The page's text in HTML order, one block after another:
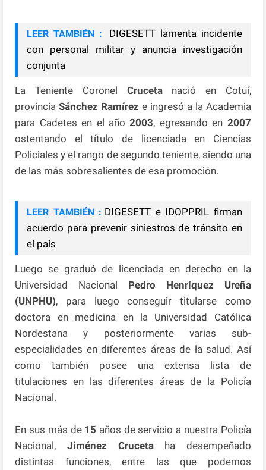
LEER TAMBIÉN :
DIGESETT lamenta incidente
con personal militar y anuncia investigación
conjunta
La Teniente Coronel Crucetanació en Cotuí,
provincia Sánchez Ramíreze ingresó a la Academia
para Cadetes en el año 2003, egresando en 2007
ostentando el título de licenciada en Ciencias
Policiales y el rango de segundo teniente, siendo una
de las más sobresalientes de esa promoción.
LEER TAMBIÉN : DIGESETT e IDOPPRIL firman
acuerdo para prevenir siniestros de tránsito en
el país
Luego se graduó de licenciada en derecho en la
Universidad Nacional Pedro Henríquez Ureña
(UNPHU), para luego conseguir titularse como
doctora en medicina en la Universidad Católica
Nordestana y posteriormente varias sub-
especialidades en diferentes áreas de la salud. Así
como también posee una extensa lista de
titulaciones en las diferentes áreas de la Policía
Nacional.
En sus más de 15 años de servicio a nuestra Policía
Nacional, Jiménez Crucetaha desempeñado
distintas funciones, entre las que podemos